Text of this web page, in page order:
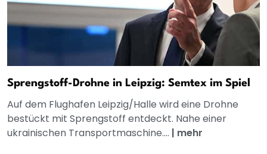
Sprengstoff-Drohne in Leipzig: Semtex im Spiel
Auf dem Flughafen Leipzig/Halle wird eine Drohne
bestückt mit Sprengstoff entdeckt. Nahe einer
ukrainischen Transportmaschine.... | mehr